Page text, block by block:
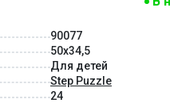
90077
50x34,5
Для детей
Step Puzzle
24